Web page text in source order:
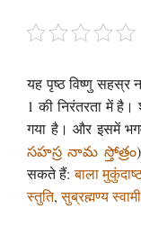
यह पृष्ठ विष्णु सहस्र
1 की निरंतरता में है।
गया है। और इसमें
సహస్ర నామ స్తోత్రం
सकते हैं:बाला
स्तुति,सुब्रह्मण्य